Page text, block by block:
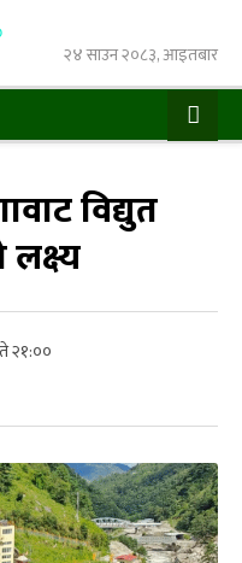
२४ साउन २०८३, आइतबार
विद्युत
२१:००